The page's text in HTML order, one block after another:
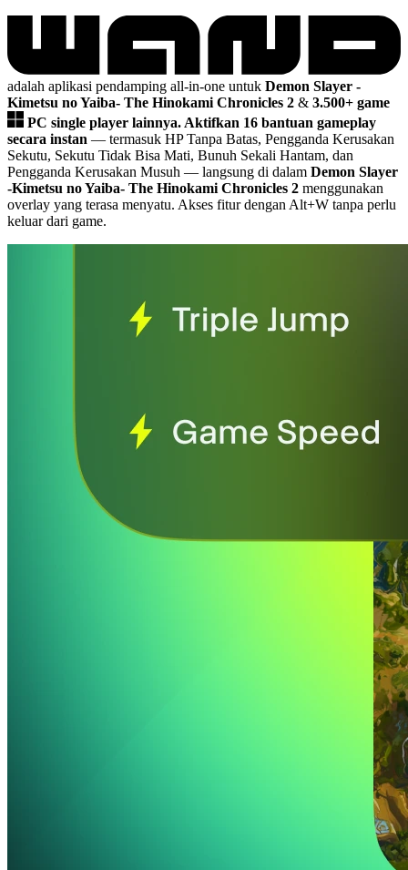
adalah aplikasi pendamping all-in-one untuk Demon Slayer -
Kimetsu no Yaiba- The Hinokami Chronicles 2 & 3.500+ game
PC single player lainnya. Aktifkan 16 bantuan gameplay
secara instan — termasuk HP Tanpa Batas, Pengganda Kerusakan
Sekutu, Sekutu Tidak Bisa Mati, Bunuh Sekali Hantam, dan
Pengganda Kerusakan Musuh — langsung di dalam Demon Slayer
-Kimetsu no Yaiba- The Hinokami Chronicles 2 menggunakan
overlay yang terasa menyatu. Akses fitur dengan Alt+W tanpa perlu
keluar dari game.